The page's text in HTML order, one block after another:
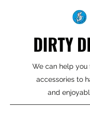
DIRTY
We can help you
accessories to
and